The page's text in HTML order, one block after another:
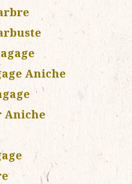
Aniche
Aniche